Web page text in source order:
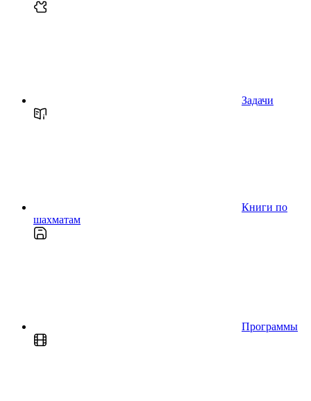
Задачи
Книги по
шахматам
Программы